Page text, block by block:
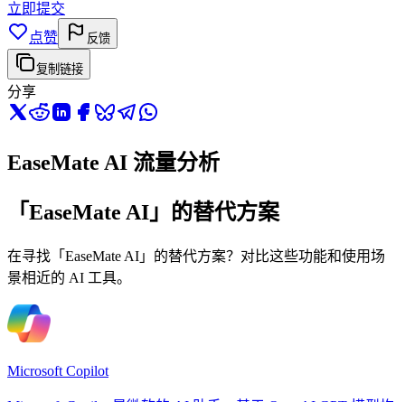
立即提交
点赞
反馈
复制链接
分享
EaseMate AI 流量分析
「EaseMate AI」的替代方案
在寻找「EaseMate AI」的替代方案？对比这些功能和使用场
景相近的 AI 工具。
Microsoft Copilot